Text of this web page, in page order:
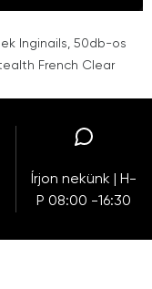
Inginails, 50db-os
French Clear
Írjon nekünk | H-
P 08:00 -16:30